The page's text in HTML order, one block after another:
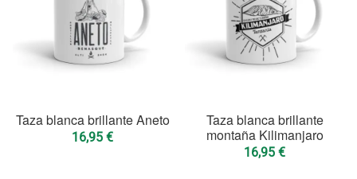
Taza blanca brillante Aneto
16,95 €
Taza blanca brillante
montaña Kilimanjaro
16,95 €